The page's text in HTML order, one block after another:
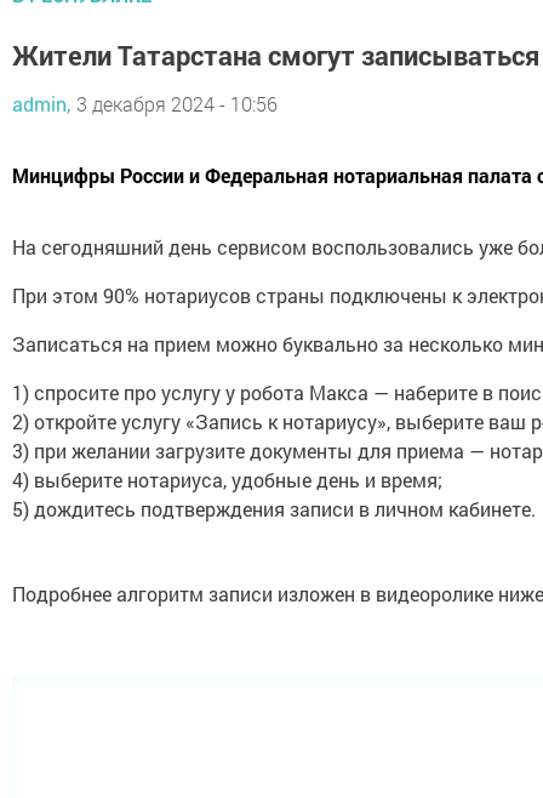
Жители Татарстана смогут
admin, 3 декабря 2024 - 10:56
Минцифры России и Федеральная нотариальная палата
На сегодняшний день сервисом воспользовались уже
При этом 90% нотариусов страны подключены к
Записаться на прием можно буквально за несколько
1) спросите про услугу у робота Макса — наберите в
2) откройте услугу «Запись к нотариусу», выберите ваш
3) при желании загрузите документы для приема —
4) выберите нотариуса, удобные день и время;
5) дождитесь подтверждения записи в личном кабинете.
Подробнее алгоритм записи изложен в видеоролике